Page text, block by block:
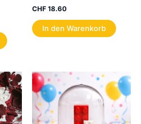
CHF18.60
In den Warenkorb